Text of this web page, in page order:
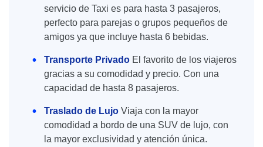
servicio de Taxi es para hasta 3 pasajeros,
perfecto para parejas o grupos pequeños de
amigos ya que incluye hasta 6 bebidas.
Transporte Privado El favorito de los viajeros
gracias a su comodidad y precio. Con una
capacidad de hasta 8 pasajeros.
Traslado de Lujo Viaja con la mayor
comodidad a bordo de una SUV de lujo, con
la mayor exclusividad y atención única.